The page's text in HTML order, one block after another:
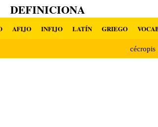
DEFINICIONA
AFIJO INFIJO LATÍN GRIEGO